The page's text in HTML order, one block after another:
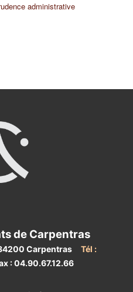
administrative
de Carpentras
Carpentras
Tél :
: 04.90.67.12.66